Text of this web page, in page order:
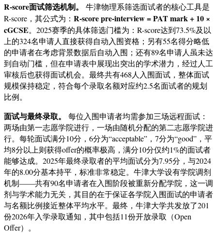
R-score面试筛选机制。
牛津物理系筛选面试者的核心工具是
R-score，其公式为： R-score pre-interview = PAT mark + 10 ×
cGCSE。2025赛季的具体筛选门槛为：R-score达到73.5%及以
上的324名申请人直接获得自动入围资格；另有55名得分略低
的申请者在考虑背景数据后自动入围；还有89名申请人虽未达
到自动门槛，但在申请表中展现出突出的学术潜力，经过人工
审核后也获得面试机会。最终共有468人入围面试，整体面试
规模保持稳定，符合每个录取名额对应约2.5名面试者的规划
比例。
面试与最终录取。
每位入围申请者均需参加三场远程面试：
两场由第一志愿学院进行，一场由随机分配的第二志愿学院进
行。每轮面试满分10分，6分为“acceptable”，7分为“good”，平
均8分以上则获得offer的概率极高，满分10分仅约1%的面试者
能够达成。2025年最终录取者的平均面试分为7.95分，与2024
年的8.00分基本持平，标准非常稳定。牛津大学设有学院调剂
机制——共有90名申请者在入围阶段被重新分配学院，这一调
剂与学术能力无关，其目的在于保证各学院入围面试的申请者
与名额比例接近整体平均水平。最终，牛津大学共发放了201
份2026年入学录取通知，其中包括11份开放录取（Open
Offer）。